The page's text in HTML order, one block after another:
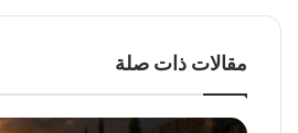
مقالات ذات صلة